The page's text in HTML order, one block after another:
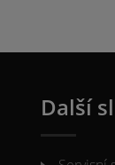
Další